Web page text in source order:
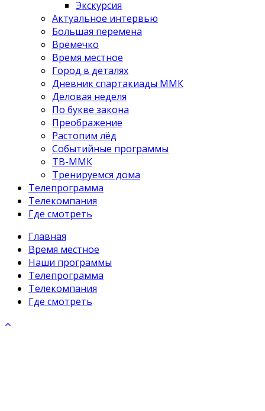
Экскурсия
Актуальное интервью
Большая перемена
Времечко
Время местное
Город в деталях
Дневник спартакиады ММК
Деловая неделя
По букве закона
Преображение
Растопим лёд
Событийные программы
ТВ-ММК
Тренируемся дома
Телепрограмма
Телекомпания
Где смотреть
Главная
Время местное
Наши программы
Телепрограмма
Телекомпания
Где смотреть